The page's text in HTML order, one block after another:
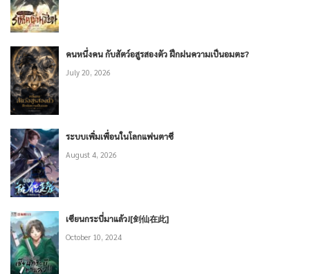
คนหนึ่งคน กับสัตว์อสูรสองตัว ฝึกฝนความเป็นอมตะ?
July 20, 2026
ระบบเพิ่มเพื่อนในโลกแฟนตาซี
August 4, 2026
เซียนกระบี่มาแล้ว![剑仙在此]
October 10, 2024